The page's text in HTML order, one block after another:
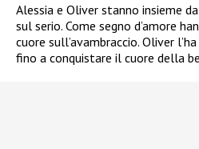
Alessia e Oliver stanno insieme
sul serio. Come segno d’amore
cuore sull’avambraccio. Oliver
fino a conquistare il cuore della